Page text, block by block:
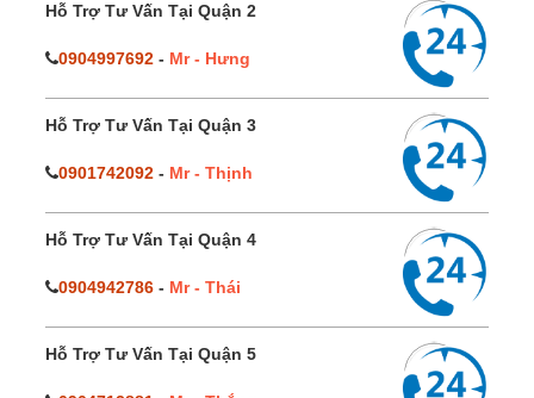
Hỗ Trợ Tư Vấn Tại Quận 2
0904997692 - Mr - Hưng
Hỗ Trợ Tư Vấn Tại Quận 3
0901742092 - Mr - Thịnh
Hỗ Trợ Tư Vấn Tại Quận 4
0904942786 - Mr - Thái
Hỗ Trợ Tư Vấn Tại Quận 5